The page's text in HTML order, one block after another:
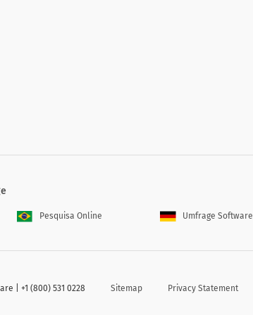
organisation bryr sig om dig som individ?
Pesquisa Online Umfrage Software
| +1 (800) 531 0228 Sitemap Privacy Statement